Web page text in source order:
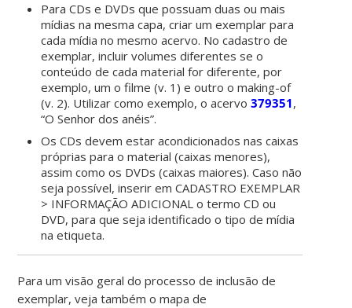
Para CDs e DVDs que possuam duas ou mais
mídias na mesma capa, criar um exemplar para
cada mídia no mesmo acervo. No cadastro de
exemplar, incluir volumes diferentes se o
conteúdo de cada material for diferente, por
exemplo, um o filme (v. 1) e outro o making-of
(v. 2). Utilizar como exemplo, o acervo379351,
“O Senhor dos anéis”.
Os CDs devem estar acondicionados nas caixas
próprias para o material (caixas menores),
assim como os DVDs (caixas maiores). Caso não
seja possível, inserir em CADASTRO EXEMPLAR
> INFORMAÇÃO ADICIONAL o termo CD ou
DVD, para que seja identificado o tipo de mídia
na etiqueta.
Para um visão geral do processo de inclusão de
exemplar, veja também o mapa de